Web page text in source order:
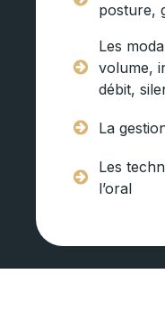
posture,
Les
volume,
débit,
La
Les
l’oral